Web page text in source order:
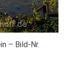
– Bild-Nr.